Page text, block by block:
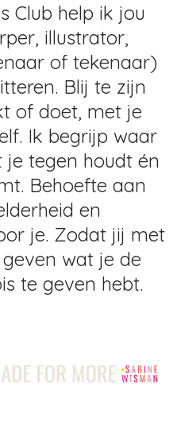
Club help ik jou
illustrator,
of tekenaar)
Blij te zijn
of doet, met je
Ik begrijp waar
tegen houdt én
Behoefte aan
en
je. Zodat jij met
wat je de
te geven hebt.